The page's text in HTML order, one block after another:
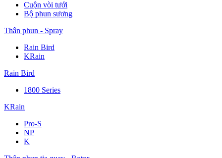
Cuộn vòi tưới
Bộ phun sương
Thân phun - Spray
Rain Bird
KRain
Rain Bird
1800 Series
KRain
Pro-S
NP
K